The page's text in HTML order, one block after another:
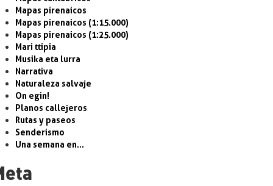
Mapas pirenaicos
Mapas pirenaicos (1:15.000)
Mapas pirenaicos (1:25.000)
Mari ttipia
Musika eta lurra
Narrativa
Naturaleza salvaje
On egin!
Planos callejeros
Rutas y paseos
Senderismo
Una semana en…